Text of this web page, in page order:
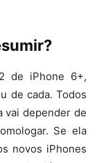
de iPhone 6+,
de cada. Todos
vai depender de
Se ela
novos iPhones